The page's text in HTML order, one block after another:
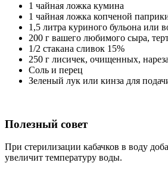
1 чайная ложка кумина
1 чайная ложка копченой
1,5 литра куриного бульона или
200 г вашего любимого сыра,
1/2 стакана сливок 15%
250 г лисичек, очищенных,
Соль и перец
Зеленый лук или кинза для
Полезный совет
При стерилизации кабачков в воду
увеличит температуру воды.